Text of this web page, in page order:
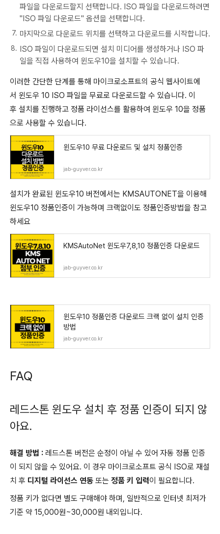
파일을 다운로드할지 선택합니다. ISO 파일을 다운로드하려면
"ISO 파일 다운로드" 옵션을 선택합니다.
마지막으로 다운로드 위치를 선택하고 다운로드를 시작합니다.
ISO 파일이 다운로드되면 설치 미디어를 생성하거나 ISO 파
일을 직접 사용하여 윈도우10을 설치할 수 있습니다.
이러한 간단한 단계를 통해 마이크로소프트의 공식 웹사이트에
서 윈도우 10 ISO 파일을 무료로 다운로드할 수 있습니다. 이
후 설치를 진행하고 정품 라이선스를 활용하여 윈도우 10을 정품
으로 사용할 수 있습니다.
윈도우10 무료 다운로드 및 설치 정품인증
jab-guyver.co.kr
설치가 완료된 윈도우10 버전에서는 KMSAUTONET을 이용해
윈도우10 정품인증이 가능하며 크랙없이도 정품인증방법을 참고
하세요
KMSAutoNet 윈도우7,8,10 정품인증 다운로드
jab-guyver.co.kr
윈도우10 정품인증 다운로드 크랙 없이 설치 인증
방법
jab-guyver.co.kr
FAQ
레드스톤 윈도우 설치 후 정품 인증이 되지 않
아요.
해결 방법 : 레드스톤 버전은 순정이 아닐 수 있어 자동 정품 인증
이 되지 않을 수 있어요. 이 경우 마이크로소프트 공식 ISO로 재설
치 후 디지털 라이선스 연동 또는 정품 키 입력이 필요합니다.
정품 키가 없다면 별도 구매해야 하며, 일반적으로 인터넷 최저가
기준 약 15,000원~30,000원 내외입니다.